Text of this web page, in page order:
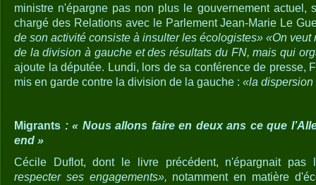
ministre n'épargne pas non plus le gouvernement actuel,
chargé des Relations avec le Parlement Jean-Marie Le
de son activité consiste à insulter les écologistes» «On
de la division à gauche et des résultats du FN, mais qui
ajoute la députée. Lundi, lors de sa conférence de presse,
mis en garde contre la division de la gauche : «la dispersion
Migrants : « Nous allons faire en deux ans ce que
end »
Cécile Duflot, dont le livre précédent, n'épargnait pas
respecter ses engagements», notamment en matière